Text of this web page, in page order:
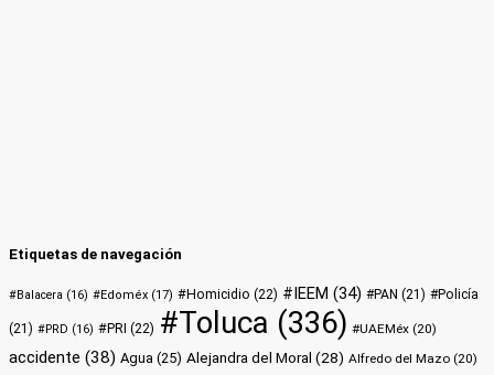
Etiquetas de navegación
#Balacera (16) #Edoméx (17) #Homicidio (22) #IEEM (34) #PAN (21) #Policía
(21) #PRD (16) #PRI (22) #Toluca (336) #UAEMéx (20)
accidente (38) Agua (25) Alejandra del Moral (28) Alfredo del Mazo (20)